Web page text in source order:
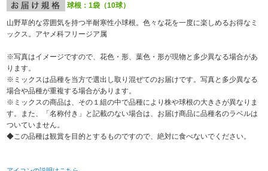
球根：1袋（10球）
山野草的な雰囲気を持つ半耐寒性小球根。色々な花を一度に楽しめるお得なミ
ックス。アヤメ科フリージア属
※写真はイメージですので、花色・形、葉色・形が現物と多少異なる場合があ
ります。
※ミックスは品種を当方で選出し取り混ぜてのお届けです。写真と多少異なる
場合や品種が重複する場合があります。
※ミックスの商品は、その１組の中で品種により株や球根の大きさが異なりま
す。また、「名称付き」と記載のない場合は、お届け商品に品種名のラベルは
ついていません。
◆この品種は観賞を目的とするものですので、絶対に食べないでください。